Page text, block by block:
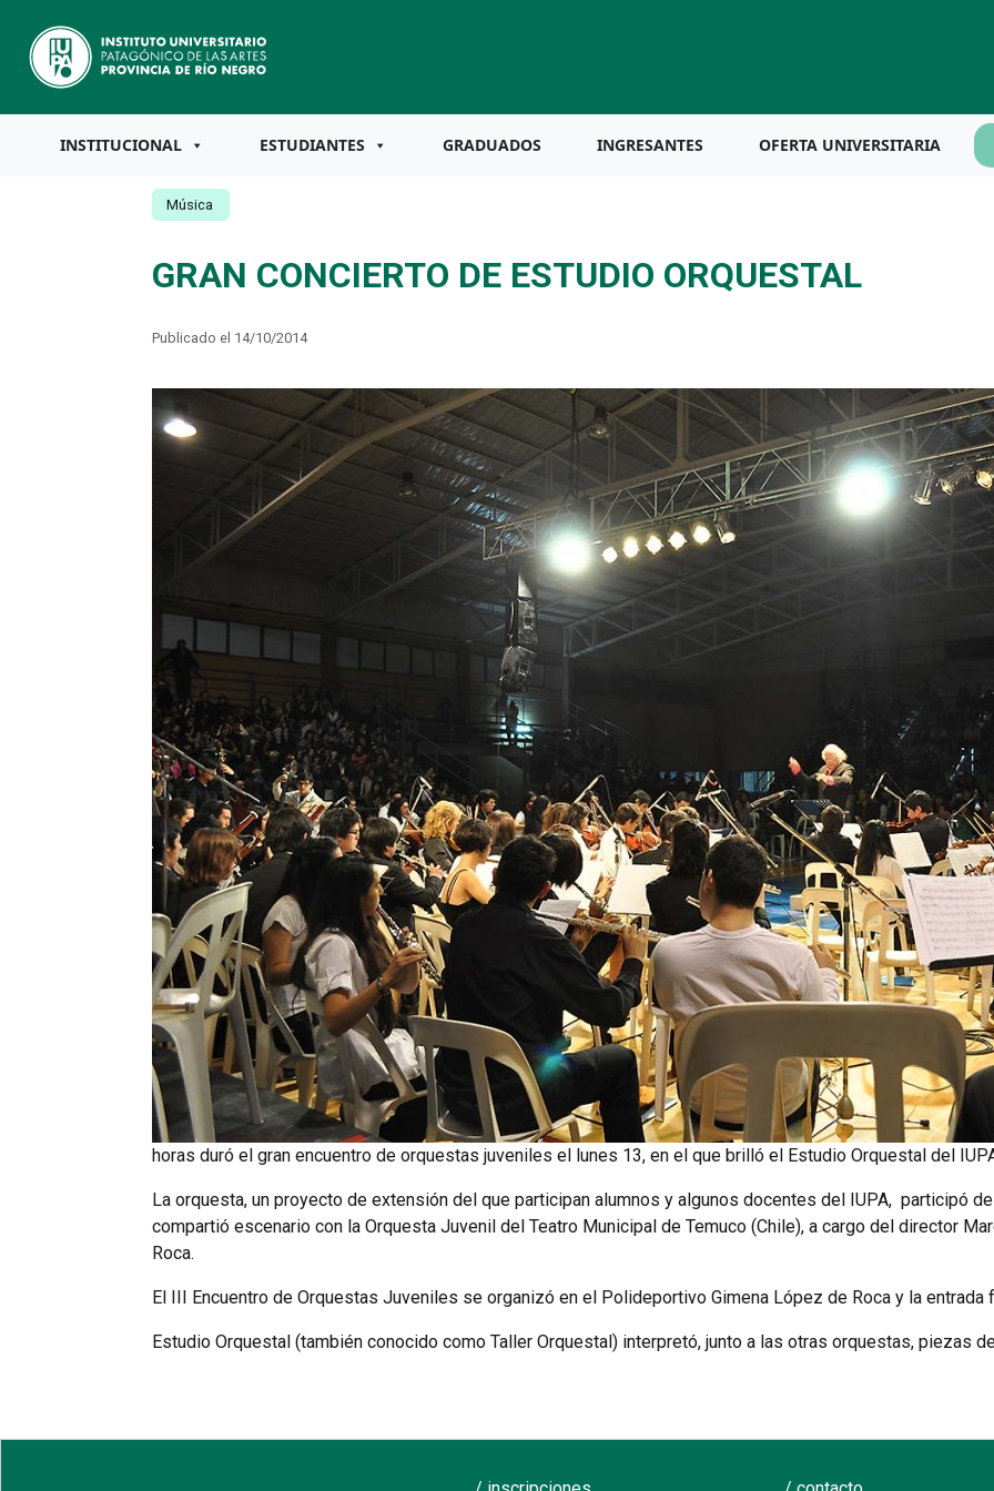
INSTITUCIONAL ESTUDIANTES GRADUADOS INGRESANTES OFERTA UNIVERSITARIA
Música
GRAN CONCIERTO DE ESTUDIO ORQUESTAL
Publicado el 14/10/2014
horas duró el gran encuentro de orquestas juveniles el lunes 13, en el que brilló el Estudio Orquestal del
La orquesta, un proyecto de extensión del que participan alumnos y algunos docentes del IUPA, participó
compartió escenario con la Orquesta Juvenil del TeatroMunicipal de Temuco (Chile), a cargo del director
Roca.
El III Encuentro de Orquestas Juveniles se organizó en el Polideportivo Gimena López de Roca y la entrada
Estudio Orquestal (también conocido como Taller Orquestal) interpretó, junto a las otras orquestas, piezas